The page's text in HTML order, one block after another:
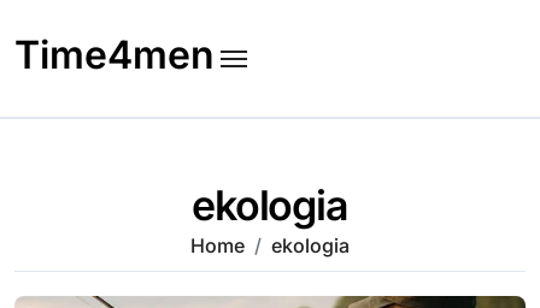
to
content
Time4men
ekologia
Home ekologia